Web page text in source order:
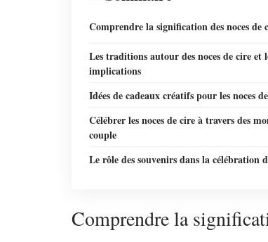
Comprendre la signification des noces de
Les traditions autour des noces de cire et
implications
Idées de cadeaux créatifs pour les noces
Célébrer les noces de cire à travers des
couple
Le rôle des souvenirs dans la célébration
Comprendre la